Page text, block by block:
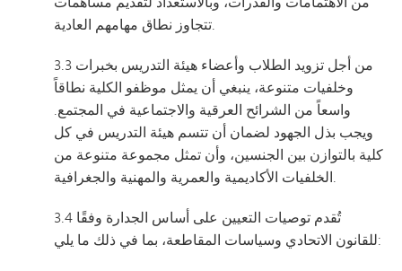
تتجاوز نطاق مهامهم العادية.
3.3 من أجل تزويد الطلاب وأعضاء هيئة التدريس بخبرات
وخلفيات متنوعة، ينبغي أن يمثل موظفو الكلية نطاقاً
واسعاً من الشرائح العرقية والاجتماعية في المجتمع.
ويجب بذل الجهود لضمان أن تتسم هيئة التدريس في كل
كلية بالتوازن بين الجنسين، وأن تمثل مجموعة متنوعة من
الخلفيات الأكاديمية والعمرية والمهنية والجغرافية.
3.4 تُقدم توصيات التعيين على أساس الجدارة وفقًا
للقانون الاتحادي وسياسات المقاطعة، بما في ذلك ما يلي: